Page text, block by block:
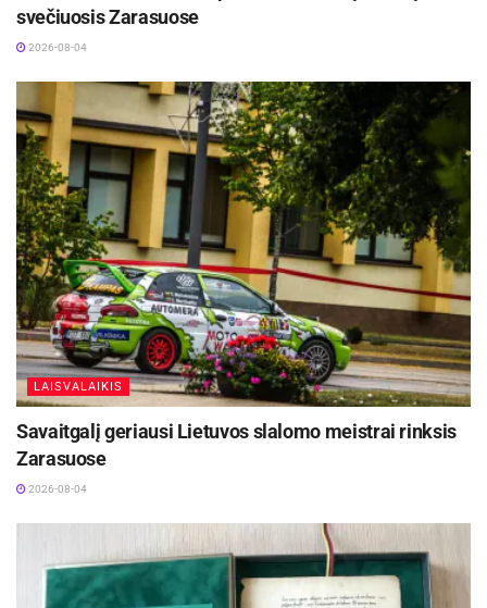
svečiuosis Zarasuose
2026-08-04
LAISVALAIKIS
Savaitgalį geriausi Lietuvos slalomo meistrai rinksis
Zarasuose
2026-08-04